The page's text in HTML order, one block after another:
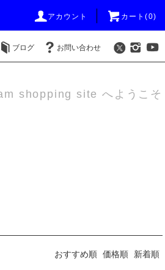
アカウント カート(0)
ブログ お問い合わせ
shopping site へようこそ
おすすめ順 価格順 新着順